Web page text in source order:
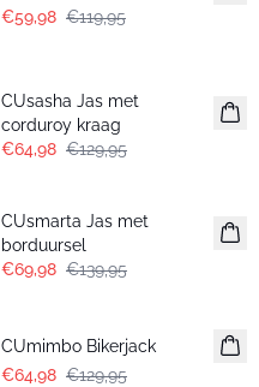
€59,98 €119,95
CUsasha Jas met
corduroy kraag
€64,98 €129,95
CUsmarta Jas met
borduursel
€69,98 €139,95
CUmimbo Bikerjack
€64,98 €129,95